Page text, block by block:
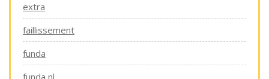
extra
faillissement
funda
funda nl